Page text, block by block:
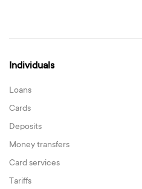
Individuals
Loans
Cards
Deposits
Money transfers
Card services
Tariffs